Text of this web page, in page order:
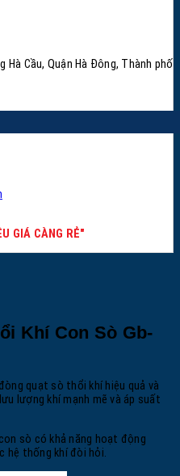
Hà Cầu, Quận Hà Đông, Thành phố
GIÁ CÀNG RẺ"
Khí Con Sò Gb-
quạt sò thổi khí hiệu quả và
lượng khí mạnh mẽ và áp suất
sò có khả năng hoạt động
hệ thống khí đòi hỏi.